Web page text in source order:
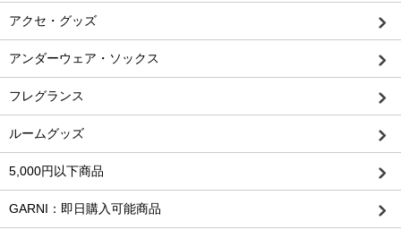
アクセ・グッズ
アンダーウェア・ソックス
フレグランス
ルームグッズ
5,000円以下商品
GARNI：即日購入可能商品